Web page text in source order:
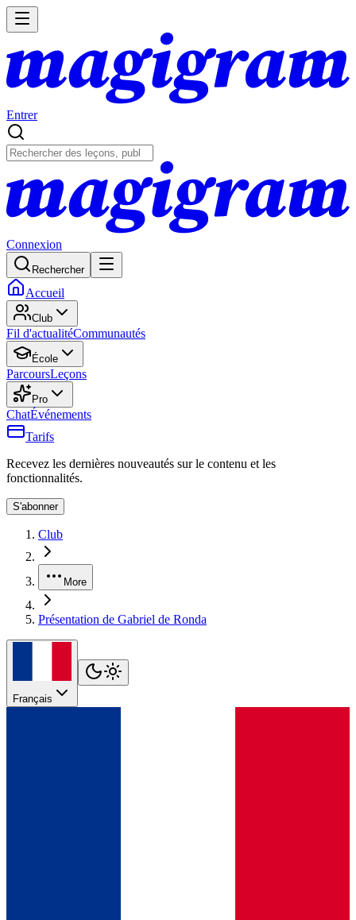
Entrer
Connexion
Rechercher
Accueil
Club
Fil d'actualitéCommunautés
École
ParcoursLeçons
Pro
ChatÉvénements
Tarifs
Recevez les dernières nouveautés sur le contenu et les
fonctionnalités.
S'abonner
Club
More
Présentation de Gabriel de Ronda
Français